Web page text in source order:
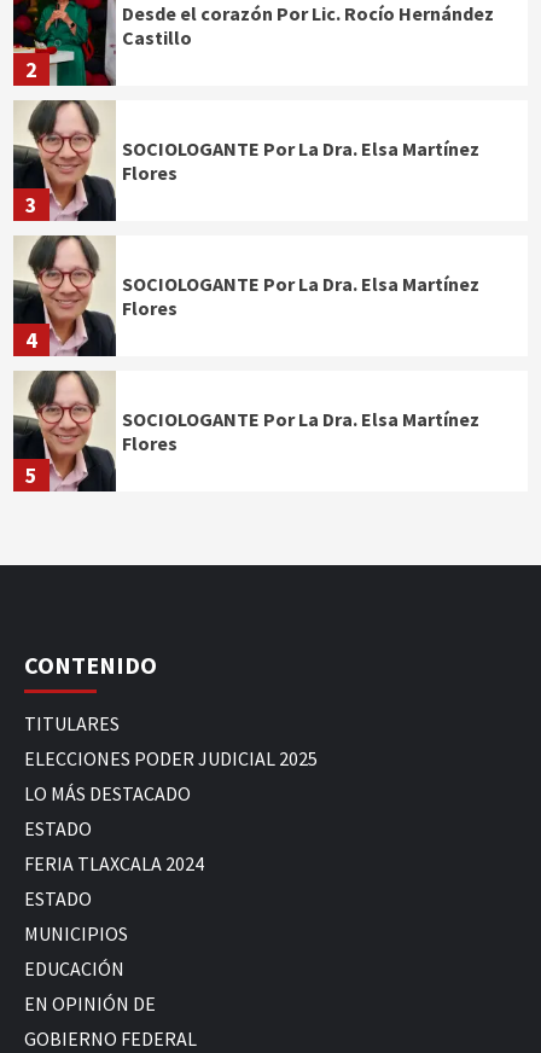
2
Desde el corazón Por Lic. Rocío Hernández
Castillo
3
SOCIOLOGANTE Por La Dra. Elsa Martínez
Flores
4
SOCIOLOGANTE Por La Dra. Elsa Martínez
Flores
5
SOCIOLOGANTE Por La Dra. Elsa Martínez
Flores
CONTENIDO
TITULARES
ELECCIONES PODER JUDICIAL 2025
LO MÁS DESTACADO
ESTADO
FERIA TLAXCALA 2024
ESTADO
MUNICIPIOS
EDUCACIÓN
EN OPINIÓN DE
GOBIERNO FEDERAL